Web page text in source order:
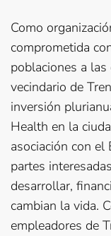
Como
comprometida
poblaciones a
vecindario de
inversión
Health en la
asociación con el
partes
desarrollar,
cambian la vida.
empleadores de